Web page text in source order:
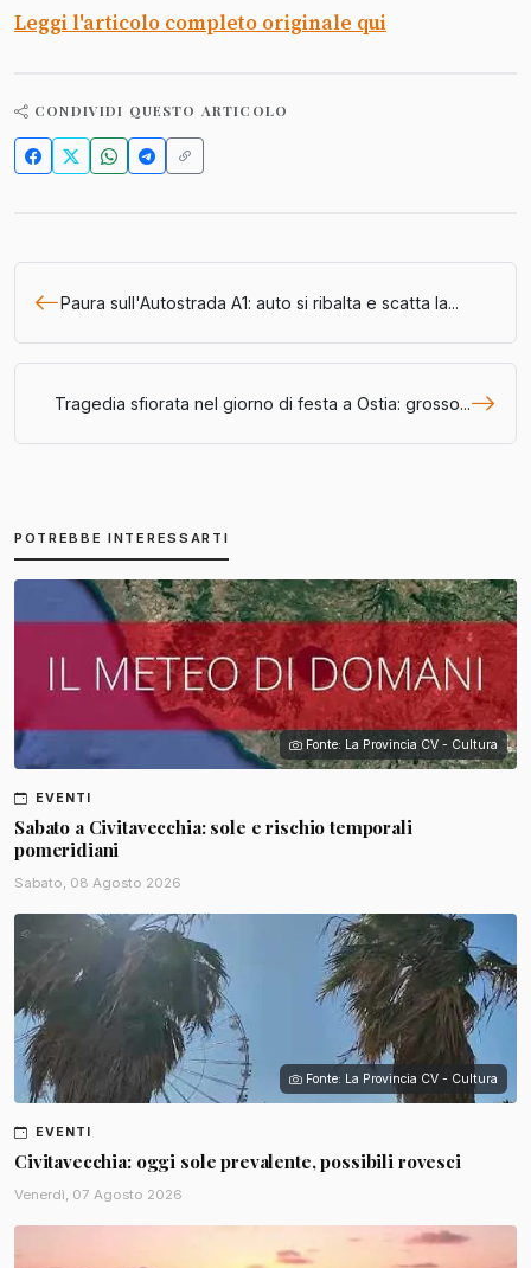
Leggi l'articolo completo originale qui
CONDIVIDI QUESTO ARTICOLO
Paura sull'Autostrada A1: auto si ribalta e scatta la...
Tragedia sfiorata nel giorno di festa a Ostia: grosso...
POTREBBE INTERESSARTI
Fonte: La Provincia CV - Cultura
EVENTI
Sabato a Civitavecchia: sole e rischio temporali
pomeridiani
Sabato, 08 Agosto 2026
Fonte: La Provincia CV - Cultura
EVENTI
Civitavecchia: oggi sole prevalente, possibili rovesci
Venerdì, 07 Agosto 2026